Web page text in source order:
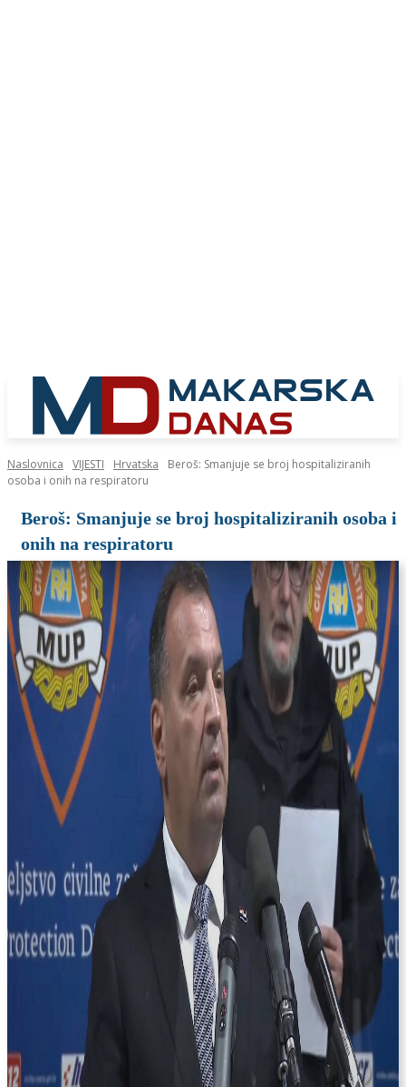
Naslovnica VIJESTI Hrvatska
Beroš: Smanjuje se broj hospitaliziranih
osoba i onih na respiratoru
Beroš: Smanjuje se broj hospitaliziranih osoba i
onih na respiratoru